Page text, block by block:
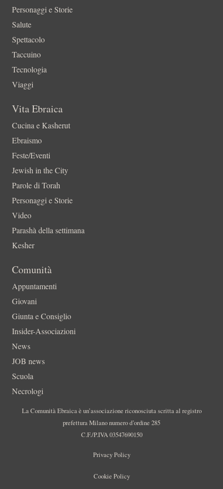
Personaggi e Storie
Salute
Spettacolo
Taccuino
Tecnologia
Viaggi
Vita Ebraica
Cucina e Kasherut
Ebraismo
Feste/Eventi
Jewish in the City
Parole di Torah
Personaggi e Storie
Video
Parashà della settimana
Kesher
Comunità
Appuntamenti
Giovani
Giunta e Consiglio
Insider-Associazioni
News
JOB news
Scuola
Necrologi
La Comunità Ebraica è un’associazione riconosciuta scritta al registro
prefettura Milano numero d’ordine 285
C.F./P.IVA 03547690150
Privacy Policy
Cookie Policy